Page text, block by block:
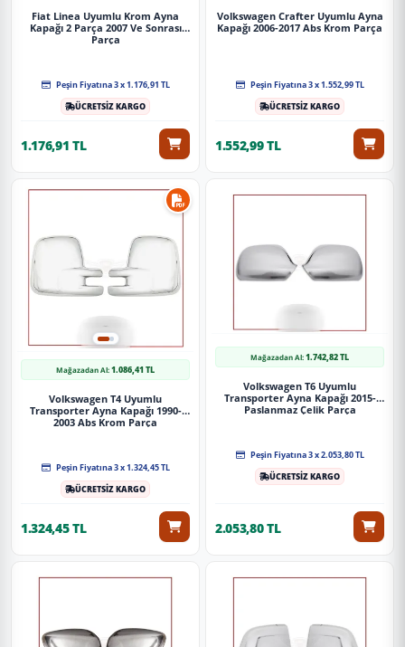
Fiat Linea Uyumlu Krom Ayna
Kapağı 2 Parça 2007 Ve Sonrası
Parça
Peşin Fiyatına 3 x 1.176,91 TL
ÜCRETSİZ KARGO
1.176,91 TL
Volkswagen Crafter Uyumlu Ayna
Kapağı 2006-2017 Abs Krom Parça
Peşin Fiyatına 3 x 1.552,99 TL
ÜCRETSİZ KARGO
1.552,99 TL
Mağazadan Al:1.086,41 TL
Volkswagen T4 Uyumlu
Transporter Ayna Kapağı 1990-
2003 Abs Krom Parça
Peşin Fiyatına 3 x 1.324,45 TL
ÜCRETSİZ KARGO
1.324,45 TL
Mağazadan Al:1.742,82 TL
Volkswagen T6 Uyumlu
Transporter Ayna Kapağı 2015-
Paslanmaz Çelik Parça
Peşin Fiyatına 3 x 2.053,80 TL
ÜCRETSİZ KARGO
2.053,80 TL